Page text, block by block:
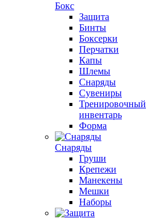
Бокс
Защита
Бинты
Боксерки
Перчатки
Капы
Шлемы
Снаряды
Сувениры
Тренировочный
инвентарь
Форма
Снаряды
Груши
Крепежи
Манекены
Мешки
Наборы